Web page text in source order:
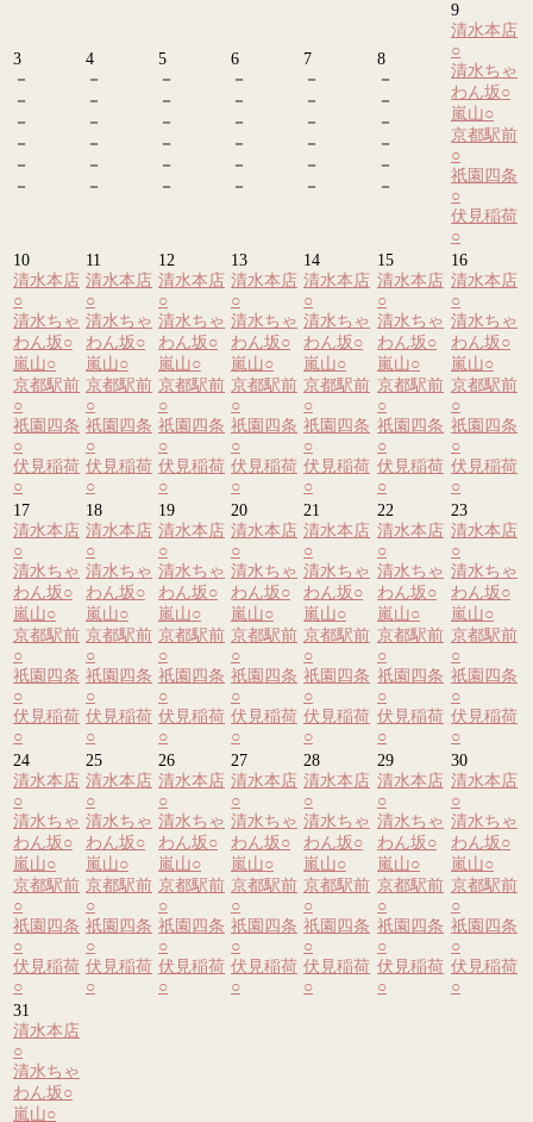
3
－
－
－
－
－
－
4
－
－
－
－
－
－
5
－
－
－
－
－
－
6
－
－
－
－
－
－
7
－
－
－
－
－
－
8
－
－
－
－
－
－
9
清水本店
○
清水ちゃ
わん坂○
嵐山○
京都駅前
○
祇園四条
○
伏見稲荷
○
10
清水本店
○
清水ちゃ
わん坂○
嵐山○
京都駅前
○
祇園四条
○
伏見稲荷
○
11
清水本店
○
清水ちゃ
わん坂○
嵐山○
京都駅前
○
祇園四条
○
伏見稲荷
○
12
清水本店
○
清水ちゃ
わん坂○
嵐山○
京都駅前
○
祇園四条
○
伏見稲荷
○
13
清水本店
○
清水ちゃ
わん坂○
嵐山○
京都駅前
○
祇園四条
○
伏見稲荷
○
14
清水本店
○
清水ちゃ
わん坂○
嵐山○
京都駅前
○
祇園四条
○
伏見稲荷
○
15
清水本店
○
清水ちゃ
わん坂○
嵐山○
京都駅前
○
祇園四条
○
伏見稲荷
○
16
清水本店
○
清水ちゃ
わん坂○
嵐山○
京都駅前
○
祇園四条
○
伏見稲荷
○
17
清水本店
○
清水ちゃ
わん坂○
嵐山○
京都駅前
○
祇園四条
○
伏見稲荷
○
18
清水本店
○
清水ちゃ
わん坂○
嵐山○
京都駅前
○
祇園四条
○
伏見稲荷
○
19
清水本店
○
清水ちゃ
わん坂○
嵐山○
京都駅前
○
祇園四条
○
伏見稲荷
○
20
清水本店
○
清水ちゃ
わん坂○
嵐山○
京都駅前
○
祇園四条
○
伏見稲荷
○
21
清水本店
○
清水ちゃ
わん坂○
嵐山○
京都駅前
○
祇園四条
○
伏見稲荷
○
22
清水本店
○
清水ちゃ
わん坂○
嵐山○
京都駅前
○
祇園四条
○
伏見稲荷
○
23
清水本店
○
清水ちゃ
わん坂○
嵐山○
京都駅前
○
祇園四条
○
伏見稲荷
○
24
清水本店
○
清水ちゃ
わん坂○
嵐山○
京都駅前
○
祇園四条
○
伏見稲荷
○
25
清水本店
○
清水ちゃ
わん坂○
嵐山○
京都駅前
○
祇園四条
○
伏見稲荷
○
26
清水本店
○
清水ちゃ
わん坂○
嵐山○
京都駅前
○
祇園四条
○
伏見稲荷
○
27
清水本店
○
清水ちゃ
わん坂○
嵐山○
京都駅前
○
祇園四条
○
伏見稲荷
○
28
清水本店
○
清水ちゃ
わん坂○
嵐山○
京都駅前
○
祇園四条
○
伏見稲荷
○
29
清水本店
○
清水ちゃ
わん坂○
嵐山○
京都駅前
○
祇園四条
○
伏見稲荷
○
30
清水本店
○
清水ちゃ
わん坂○
嵐山○
京都駅前
○
祇園四条
○
伏見稲荷
○
31
清水本店
○
清水ちゃ
わん坂○
嵐山○